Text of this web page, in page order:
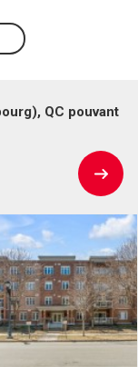
QC pouvant